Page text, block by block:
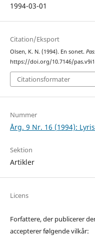
1994-03-01
Citation/Eksport
Olsen, K. N. (1994). En sonet.
https://doi.org/10.7146/
Citationsformater
Nummer
Årg. 9 Nr. 16 (1994):
Sektion
Artikler
Licens
Forfattere, der publicerer
accepterer følgende vilkår: